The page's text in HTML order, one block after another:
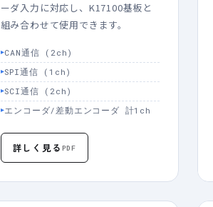
ーダ入力に対応し、K17100基板と
組み合わせて使用できます。
CAN通信 (2ch)
SPI通信 (1ch)
SCI通信 (2ch)
エンコーダ/差動エンコーダ 計1ch
詳しく見る PDF